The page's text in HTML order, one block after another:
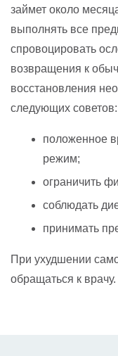
займет около
выполнять все
спровоцировать
возвращения к
восстановления
следующих советов:
положенное
режим;
ограничить
соблюдать
принимать
При ухудшении
обращаться к врачу.